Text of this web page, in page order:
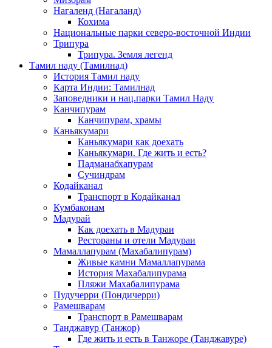
Нагаленд (Нагаланд)
Кохима
Национальные парки северо-восточной Индии
Трипура
Трипура. Земля легенд
Тамил наду (Тамилнад)
История Тамил наду
Карта Индии: Тамилнад
Заповедники и нац.парки Тамил Наду
Канчипурам
Канчипурам, храмы
Каньякумари
Каньякумари как доехать
Каньякумари. Где жить и есть?
Падманабхапурам
Сучиндрам
Кодайканал
Транспорт в Кодайканал
Кумбаконам
Мадурай
Как доехать в Мадураи
Рестораны и отели Мадураи
Мамаллапурам (Махабалипурам)
Живые камни Мамаллапурама
История Махабалипурама
Пляжи Махабалипурама
Пудучерри (Пондичерри)
Рамешварам
Транспорт в Рамешварам
Танджавур (Танжор)
Где жить и есть в Танжоре (Танджавуре)